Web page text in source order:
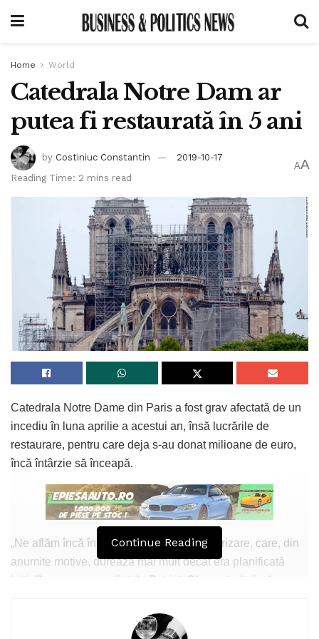
Home World
Catedrala Notre Dam ar
putea fi restaurată în 5 ani
by Costiniuc Constantin
2019-10-17
Reading Time: 2 mins read
AA
Catedrala Notre Dame din Paris a fost grav afectată de un
incediu în luna aprilie a acestui an, însă lucrările de
restaurare, pentru care deja s-au donat milioane de euro,
încă întârzie să înceapă.
„Ne aflăm încă în prima fază, faza de securizare, care, din
anumite motive, durează mai mult decât era planificată
inițial”, a spus președintele Patrick Chauvet, clericul
„Apoi va fi a doua etapă, dedicată evaluării situației, vom
Continue Reading